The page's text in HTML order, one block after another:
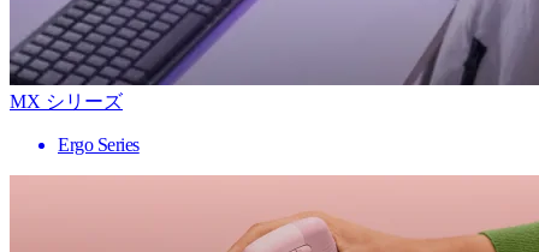
MX シリーズ
Ergo Series